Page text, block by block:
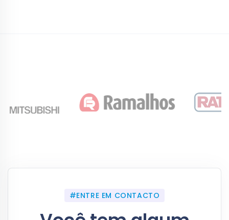
#ENTRE EM CONTACTO